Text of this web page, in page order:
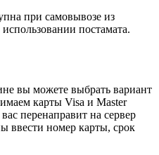
при самовывозе из
постамата.
вы можете выбрать вариант
карты Visa и Master
перенаправит на сервер
ввести номер карты, срок